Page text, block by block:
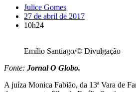
Julice Gomes
27 de abril de 2017
10h24
Emílio Santiago/© Divulgação
Fonte: Jornal O Globo.
A juíza Monica Fabião, da 13ª Vara de